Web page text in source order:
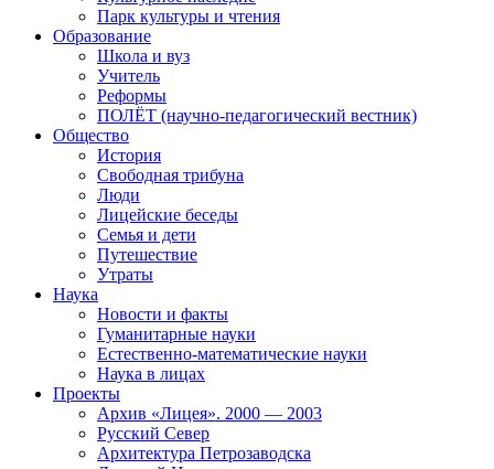
Парк культуры и чтения
Образование
Школа и вуз
Учитель
Реформы
ПОЛЁТ (научно-педагогический вестник)
Общество
История
Свободная трибуна
Люди
Лицейские беседы
Семья и дети
Путешествие
Утраты
Наука
Новости и факты
Гуманитарные науки
Естественно-математические науки
Наука в лицах
Проекты
Архив «Лицея». 2000 — 2003
Русский Север
Архитектура Петрозаводска